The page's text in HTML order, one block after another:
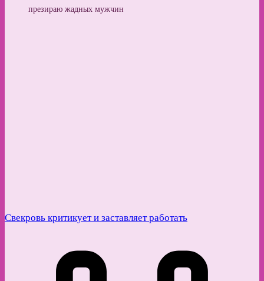
презираю жадных мужчин
Свекровь критикует и заставляет работать